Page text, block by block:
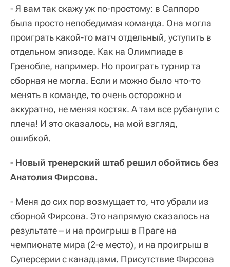
- Я вам так скажу уж по-простому: в Саппоро
была просто непобедимая команда. Она могла
проиграть какой-то матч отдельный, уступить в
отдельном эпизоде. Как на Олимпиаде в
Гренобле, например. Но проиграть турнир та
сборная не могла. Если и можно было что-то
менять в команде, то очень осторожно и
аккуратно, не меняя костяк. А там все рубанули с
плеча! И это оказалось, на мой взгляд,
ошибкой.
- Новый тренерский штаб решил обойтись без
Анатолия Фирсова.
- Меня до сих пор возмущает то, что убрали из
сборной Фирсова. Это напрямую сказалось на
результате – и на проигрыш в Праге на
чемпионате мира (2-е место), и на проигрыш в
Суперсерии с канадцами. Присутствие Фирсова